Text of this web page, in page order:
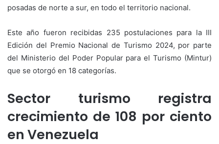
posadas de norte a sur, en todo el territorio nacional.
Este año fueron recibidas 235 postulaciones para la III
Edición del Premio Nacional de Turismo 2024, por parte
del Ministerio del Poder Popular para el Turismo (Mintur)
que se otorgó en 18 categorías.
Sector turismo registra
crecimiento de 108 por ciento
en Venezuela